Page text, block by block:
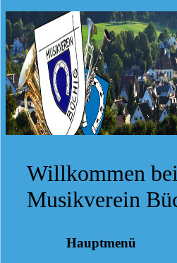
Willkommen
Musikverein
Hauptmenü